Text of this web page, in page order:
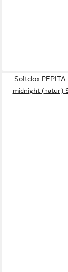
Softclox PEPITA
midnight (natur)